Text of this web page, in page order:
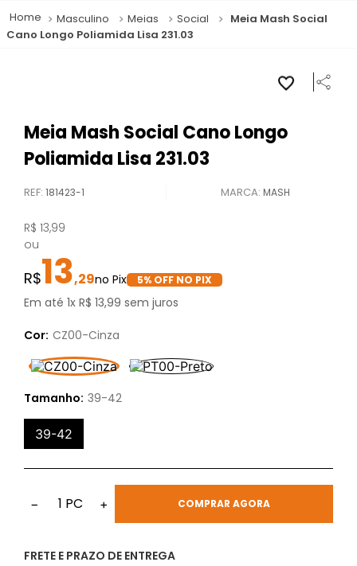
Masculino Meias Social
Meia Mash Social
Cano Longo Poliamida Lisa 231.03
Meia Mash Social Cano Longo
Poliamida Lisa 231.03
REF:181423-1 MASH
R$ 13,99
ou
13,29 5% OFF NO PIX
Em até1xR$ 13,99 sem juros
Cor: CZ00-Cinza
Tamanho: 39-42
39-42
− 1 PC + COMPRAR AGORA
FRETE E PRAZO DE ENTREGA